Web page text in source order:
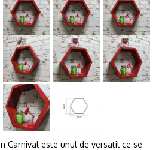
Carnival este unul de versatil ce se